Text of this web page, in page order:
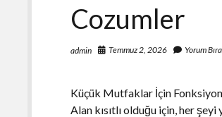
Cozumler
admin Temmuz 2, 2026 Yorum
Küçük Mutfaklar İçin
Alan kısıtlı olduğu için, her